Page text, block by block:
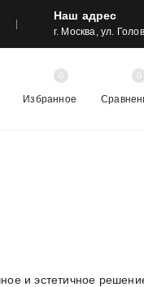
Наш адрес
г. Москва, ул.
Избранное
0 0
и эстетичное